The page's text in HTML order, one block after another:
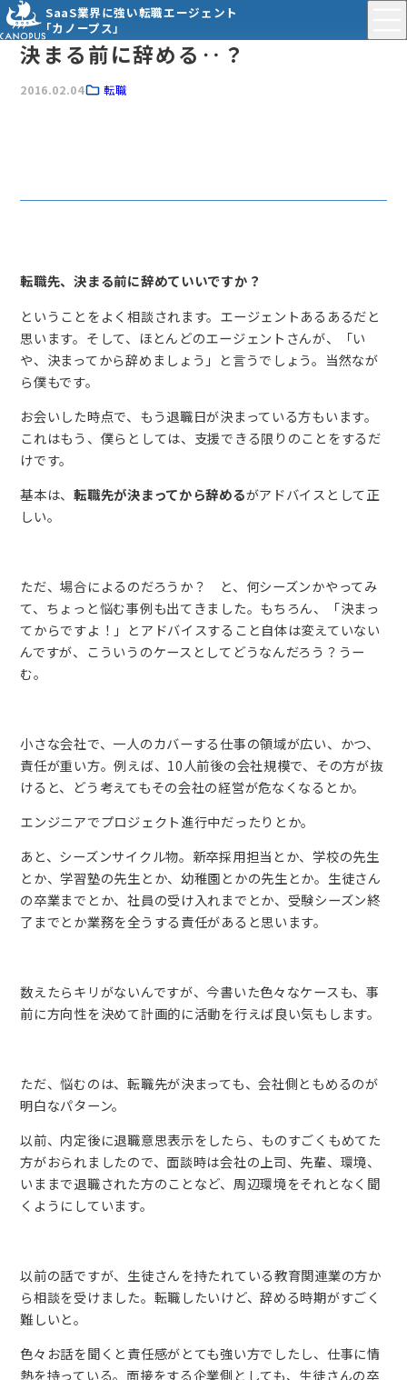
SaaS業界に強い転職エージェント
「カノープス」
決まる前に辞める‥？
2016.02.04 転職
転職先、決まる前に辞めていいですか？
ということをよく相談されます。エージェントあるあるだと
思います。そして、ほとんどのエージェントさんが、「い
や、決まってから辞めましょう」と言うでしょう。当然なが
ら僕もです。
お会いした時点で、もう退職日が決まっている方もいます。
これはもう、僕らとしては、支援できる限りのことをするだ
けです。
基本は、転職先が決まってから辞めるがアドバイスとして正
しい。
ただ、場合によるのだろうか？ と、何シーズンかやってみ
て、ちょっと悩む事例も出てきました。もちろん、「決まっ
てからですよ！」とアドバイスすること自体は変えていない
んですが、こういうのケースとしてどうなんだろう？うー
む。
小さな会社で、一人のカバーする仕事の領域が広い、かつ、
責任が重い方。例えば、10人前後の会社規模で、その方が抜
けると、どう考えてもその会社の経営が危なくなるとか。
エンジニアでプロジェクト進行中だったりとか。
あと、シーズンサイクル物。新卒採用担当とか、学校の先生
とか、学習塾の先生とか、幼稚園とかの先生とか。生徒さん
の卒業までとか、社員の受け入れまでとか、受験シーズン終
了までとか業務を全うする責任があると思います。
数えたらキリがないんですが、今書いた色々なケースも、事
前に方向性を決めて計画的に活動を行えば良い気もします。
ただ、悩むのは、転職先が決まっても、会社側ともめるのが
明白なパターン。
以前、内定後に退職意思表示をしたら、ものすごくもめてた
方がおられましたので、面談時は会社の上司、先輩、環境、
いままで退職された方のことなど、周辺環境をそれとなく聞
くようにしています。
以前の話ですが、生徒さんを持たれている教育関連業の方か
ら相談を受けました。転職したいけど、辞める時期がすごく
難しいと。
色々お話を聞くと責任感がとても強い方でしたし、仕事に情
熱を持っている。面接をする企業側としても、生徒さんの卒